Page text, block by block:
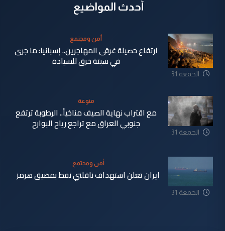
أحدث المواضيع
الجمعة 31
أمن ومجتمع
ارتفاع حصيلة غرقى المهاجرين.. إسبانيا: ما جرى
في سبتة خرق للسيادة
الجمعة 31
منوعة
مع اقتراب نهاية الصيف مناخياً.. الرطوبة ترتفع
جنوبي العراق مع تراجع رياح البوارح
الجمعة 31
أمن ومجتمع
ايران تعلن استهداف ناقلتي نفط بمضيق هرمز